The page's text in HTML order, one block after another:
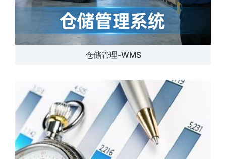
仓储管理-WMS